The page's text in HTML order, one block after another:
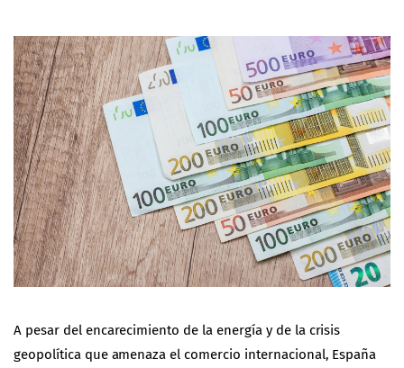
A pesar del encarecimiento de la energía y de la crisis
geopolítica que amenaza el comercio internacional, España